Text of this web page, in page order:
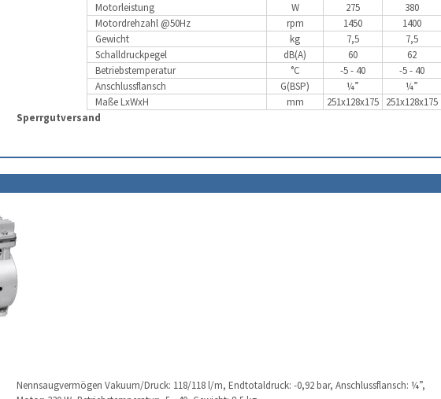
Motorleistung
W 275
380
Motordrehzahl @50Hz
rpm 1450
1400
Gewicht
kg 7,5
7,5
Schalldruckpegel
dB(A) 60
62
Betriebstemperatur
°C -5 - 40
-5 - 40
Anschlussflansch
G(BSP) ¼”
¼”
Maße LxWxH
mm 251x128x175 251x128x175
Sperrgutversand
Nennsaugvermögen Vakuum/Druck: 118/118 l/m, Endtotaldruck: -0,92 bar, Anschlussflansch: ¼”,